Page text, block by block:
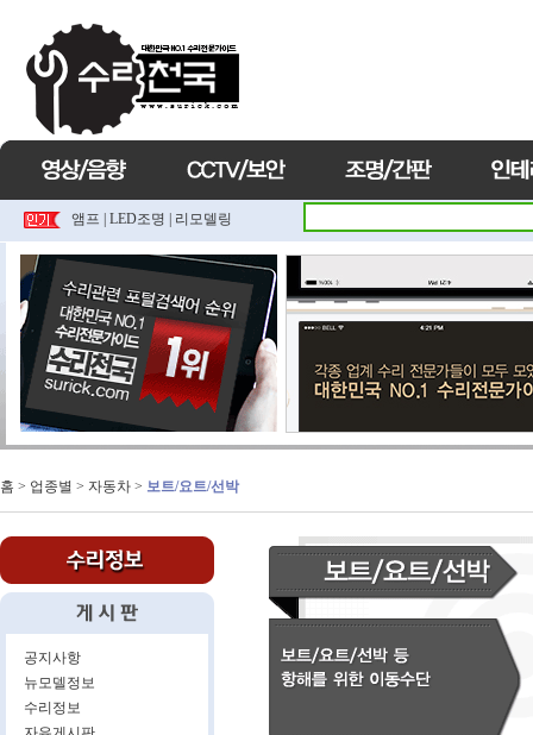
앰프 LED조명 리모델링
홈 > 업종별 > 자동차 > 보트/요트/선박
공지사항
뉴모델정보
수리정보